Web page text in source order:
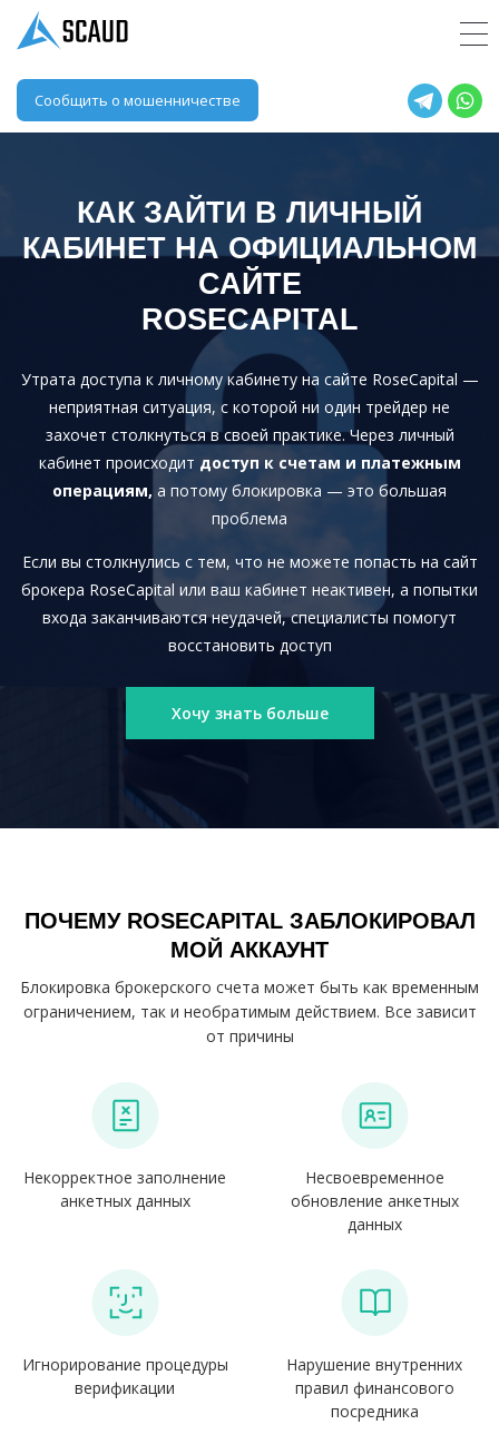
Сообщить о мошенничестве
КАК ЗАЙТИ В ЛИЧНЫЙ
КАБИНЕТ НА ОФИЦИАЛЬНОМ
САЙТЕ
ROSECAPITAL
Утрата доступа к личному кабинету на сайте RoseCapital —
неприятная ситуация, с которой ни один трейдер не
захочет столкнуться в своей практике. Через личный
кабинет происходит доступ к счетам и платежным
операциям, а потому блокировка — это большая
проблема
Если вы столкнулись с тем, что не можете попасть на сайт
брокера RoseCapital или ваш кабинет неактивен, а попытки
входа заканчиваются неудачей, специалисты помогут
восстановить доступ
Хочу знать больше
ПОЧЕМУ ROSECAPITAL ЗАБЛОКИРОВАЛ
МОЙ АККАУНТ
Блокировка брокерского счета может быть как временным
ограничением, так и необратимым действием. Все зависит
от причины
Некорректное заполнение
анкетных данных
Несвоевременное
обновление анкетных
данных
Игнорирование процедуры
верификации
Нарушение внутренних
правил финансового
посредника